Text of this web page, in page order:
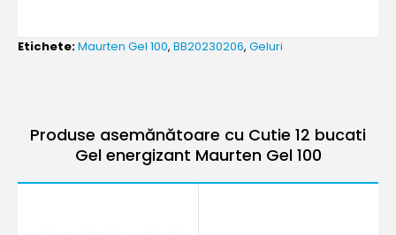
Etichete:Maurten Gel 100, BB20230206, Geluri
Produse asemănătoare cu Cutie 12 bucati
Gel energizant Maurten Gel 100